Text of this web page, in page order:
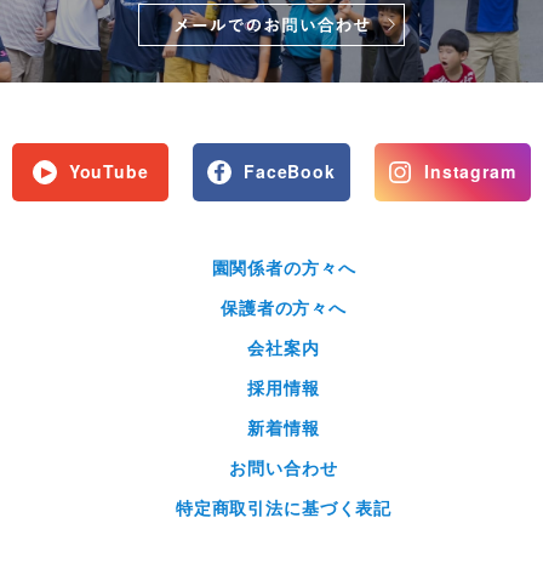
YouTube FaceBook Instagram
園関係者の方々へ
保護者の方々へ
会社案内
採用情報
新着情報
お問い合わせ
特定商取引法に基づく表記